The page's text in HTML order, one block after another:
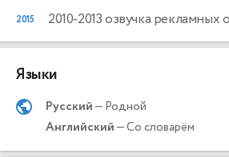
2015 2010-2013 озвучка рекламных
Языки
Русский— Родной
Английский— Со словарём